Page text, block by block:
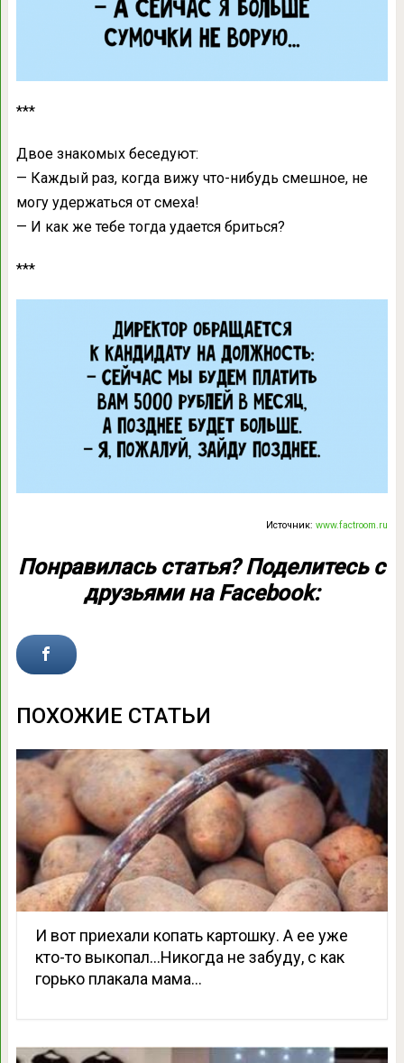
***
Двое знакомых беседуют:
— Каждый раз, когда вижу что-нибудь смешное, не
могу удержаться от смеха!
— И как же тебе тогда удается бриться?
***
Источник:www.factroom.ru
Понравилась статья? Поделитесь с
друзьями на Facebook:
ПОХОЖИЕ СТАТЬИ
И вот приехали копать картошку. А ее уже
кто-то выкопал…Никогда не забуду, с как
горько плакала мама…